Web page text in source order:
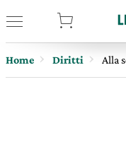
Home Diritti Alla